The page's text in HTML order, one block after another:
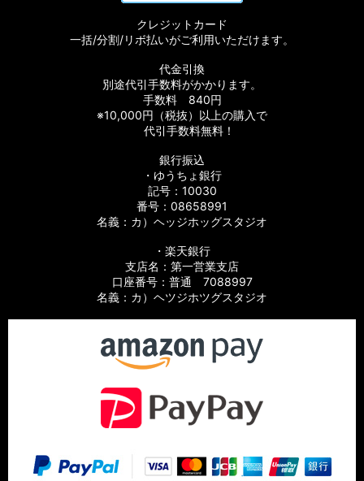
【シマノ】11バイオマスター［BIOMASTER］対応 カスタムパ
【シマノ】08バイオマスター［BIOMASTER］対応 カスタムパ
【シマノ】06バイオマスターMg［BIOMASTER Mg］対応 カ
【シマノ】13-16バイオマスターSW［BIOMASTER SW］対応
【シマノ】10バイオマスターSW［BIOMASTER SW］対応 カ
【シマノ】19スフェロスSW［SPHEROS SW］対応 カスタム
【シマノ】21スフェロスSW［SPHEROS SW］対応 カスタム
【シマノ】14スフェロスSW［SPHEROS SW］対応 カスタム
【シマノ】21エクスセンス［EXSENCE］対応 カスタムパーツ
【シマノ】20エクスセンスBB［EXSENCE BB］対応 カスタム
パーツ
クレジットカード
一括/分割/リボ払いがご利用いただけます。
代金引換
別途代引手数料がかかります。
手数料 840円
※10,000円（税抜）以上の購入で
代引手数料無料！
銀行振込
・ゆうちょ銀行
記号：10030
番号：08658991
名義：カ）ヘッジホッグスタジオ
・楽天銀行
支店名：第一営業支店
口座番号：普通 7088997
名義：カ）ヘツジホツグスタジオ